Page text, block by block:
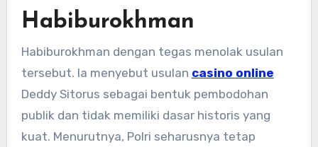
Habiburokhman
Habiburokhman dengan tegas menolak usulan
tersebut. Ia menyebut usulan casino online
Deddy Sitorus sebagai bentuk pembodohan
publik dan tidak memiliki dasar historis yang
kuat. Menurutnya, Polri seharusnya tetap